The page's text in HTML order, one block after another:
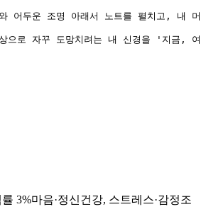
어두운 조명 아래서 노트를 펼치고, 내
으로 자꾸 도망치려는 내 신경을 '지금,
3%마음·정신건강, 스트레스·감정조